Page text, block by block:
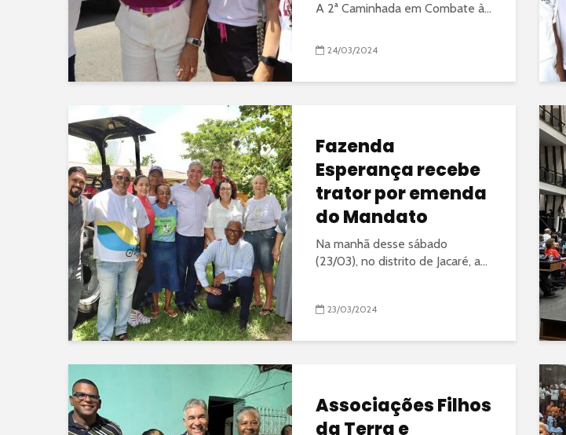
A 2ª Caminhada em Combate à...
24/03/2024
Fazenda
Esperança recebe
trator por emenda
do Mandato
Na manhã desse sábado
(23/03), no distrito de Jacaré, a...
23/03/2024
Associações Filhos
da Terra e